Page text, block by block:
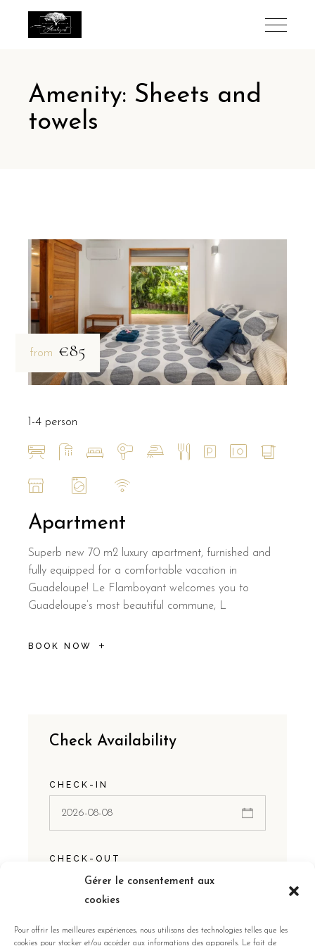
Gérer le consentement aux
cookies
Pour offrir les meilleures expériences, nous utilisons des technologies telles que les
cookies pour stocker et/ou accéder aux informations des appareils. Le fait de
Amenity: Sheets and
towels
from €85
Apartment
Superb new 70 m2 luxury apartment, furnished and
fully equipped for a comfortable vacation in
Guadeloupe! Le Flamboyant welcomes you to
Guadeloupe’s most beautiful commune, L
BOOK NOW
1-4 person
Check Availability
CHECK-IN
CHECK-OUT
GUESTS: